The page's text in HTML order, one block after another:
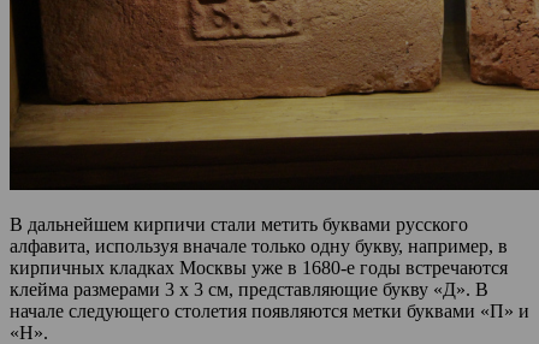
В дальнейшем кирпичи стали метить буквами русского
алфавита, используя вначале только одну букву, например, в
кирпичных кладках Москвы уже в 1680-е годы встречаются
клейма размерами 3 х 3 см, представляющие букву «Д». В
начале следующего столетия появляются метки буквами «П» и
«Н».